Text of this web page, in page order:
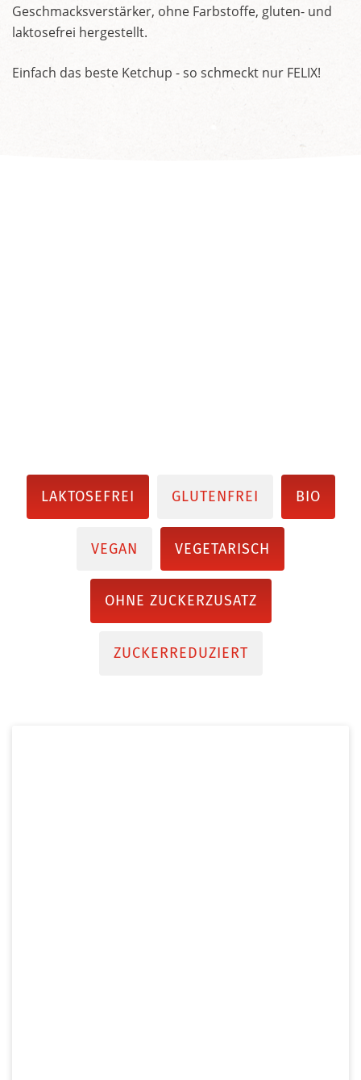
Geschmacksverstärker, ohne Farbstoffe, gluten- und
laktosefrei hergestellt.
Einfach das beste Ketchup - so schmeckt nur FELIX!
LAKTOSEFREI GLUTENFREI BIO
VEGAN VEGETARISCH
OHNE ZUCKERZUSATZ
ZUCKERREDUZIERT